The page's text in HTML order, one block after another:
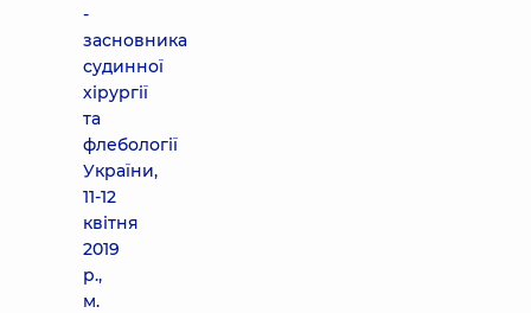
-
засновника
судинної
хірургії
та
флебології
України,
11-12
квітня
2019
р.,
м.